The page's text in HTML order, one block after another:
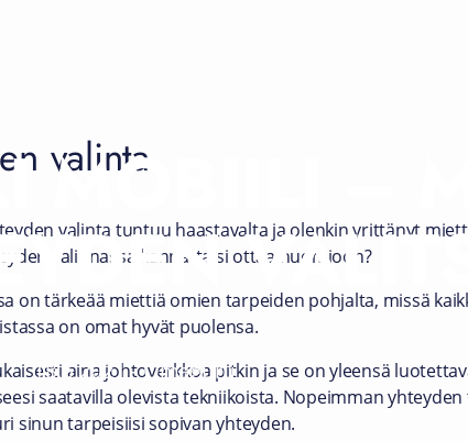
MOBIILI –
18.6.2021-Omaguru
valinta
valinta tuntuu haastavalta ja olenkin yrittänyt
valinnassa kannattaisi ottaa huomioon?
on tärkeää miettiä omien tarpeiden pohjalta, missä
on omat hyvät puolensa.
aina johtoverkkoa pitkin ja se on yleensä
saatavilla olevista tekniikoista. Nopeimman
sinun tarpeisiisi sopivan yhteyden.